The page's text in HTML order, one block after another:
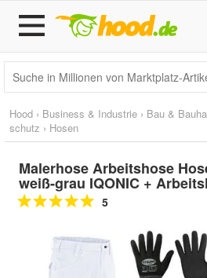
Hood › Business & Industrie › Bau &
schutz › Hosen
Malerhose Arbeitshose
weiß-grau IQONIC +
5